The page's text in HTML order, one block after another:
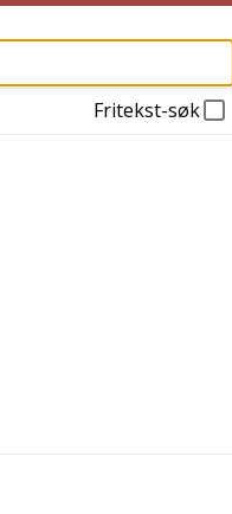
Fritekst-søk